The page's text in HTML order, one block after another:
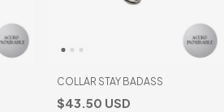
COLLAR STAY BADASS
$43.50 USD